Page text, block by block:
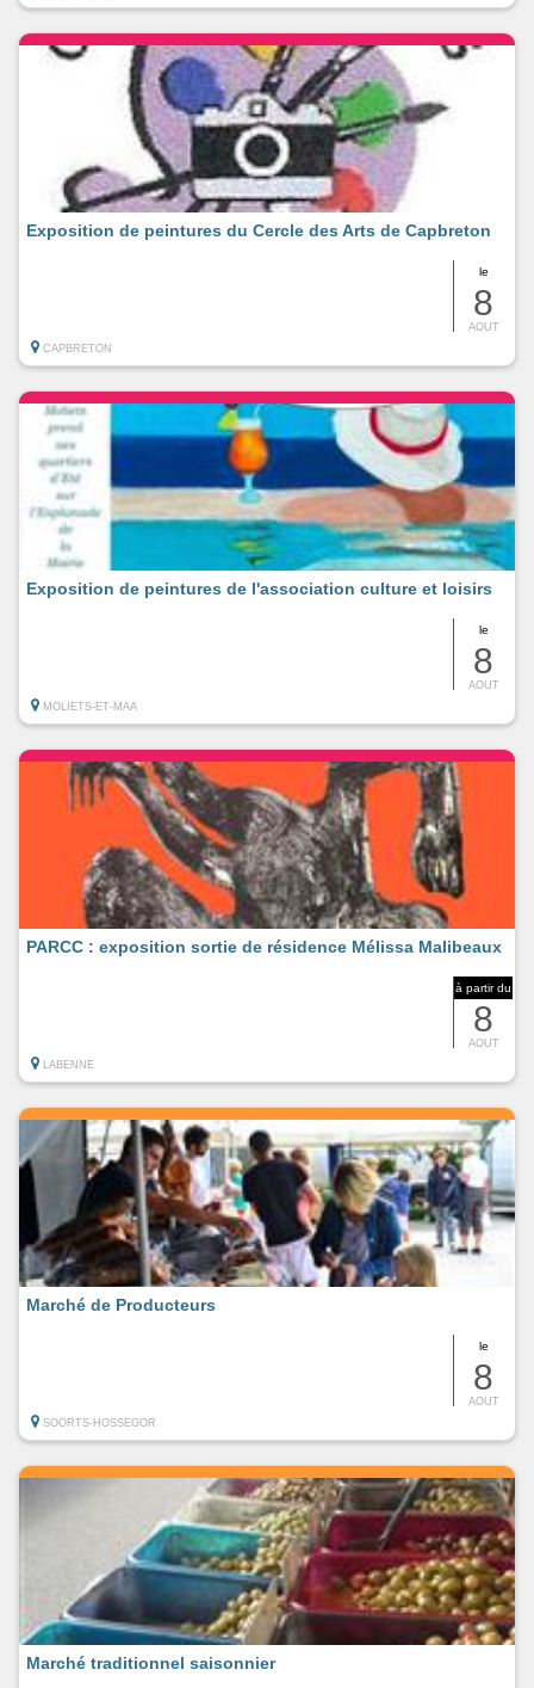
le
8
AOUT
Exposition de peintures du Cercle des Arts de Capbreton
CAPBRETON
le
8
AOUT
Exposition de peintures de l'association culture et loisirs
MOLIETS-ET-MAA
à partir du
8
AOUT
PARCC : exposition sortie de résidence Mélissa Malibeaux
LABENNE
le
8
AOUT
Marché de Producteurs
SOORTS-HOSSEGOR
Marché traditionnel saisonnier